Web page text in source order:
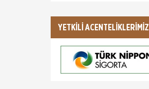
YETKİLİ ACENTELİKLERİMİZ